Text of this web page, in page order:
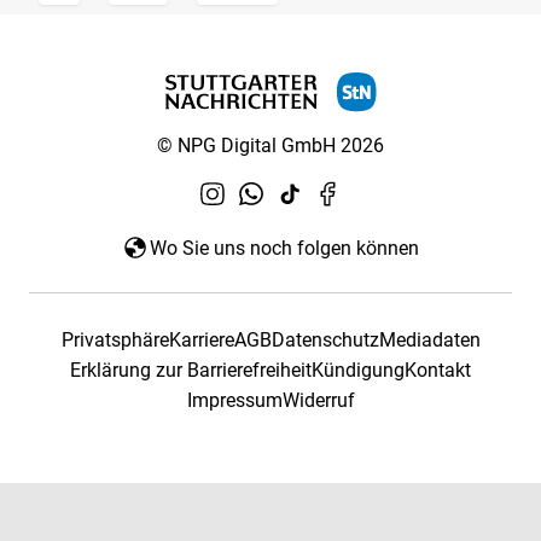
© NPG Digital GmbH 2026
Wo Sie uns noch folgen können
PrivatsphäreKarriereAGBDatenschutzMediadaten
Erklärung zur BarrierefreiheitKündigungKontakt
ImpressumWiderruf